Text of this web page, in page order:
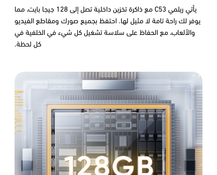
يأتي ريلمي C53 مع ذاكرة تخزين داخلية تصل إلى 128 جيجا بايت، مما
يوفر لك راحة تامة لا مثيل لها. احتفظ بجميع صورك ومقاطع الفيديو
والألعاب، مع الحفاظ على سلاسة تشغيل كل شيء في الخلفية في
كل لحظة.